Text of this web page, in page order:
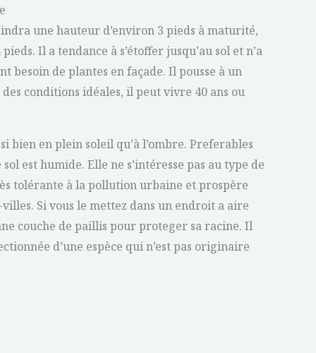
une hauteur d’environ 3 pieds à maturité,
Il a tendance à s’étoffer jusqu’au sol et n’a
besoin de plantes en façade. Il pousse à un
conditions idéales, il peut vivre 40 ans ou
bien en plein soleil qu’à l’ombre. Preferables
est humide. Elle ne s’intéresse pas au type de
tolérante à la pollution urbaine et prospère
Si vous le mettez dans un endroit a aire
couche de paillis pour proteger sa racine. Il
d’une espèce qui n’est pas originaire